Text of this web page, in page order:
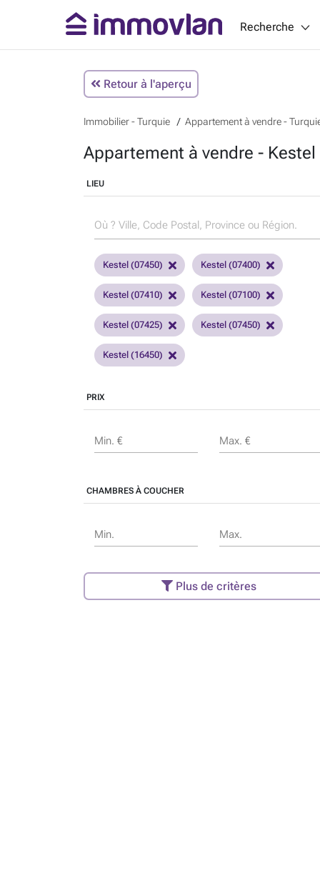
Recherche
Retour à l'aperçu
Immobilier - Turquie Appartement à vendre -
Appartement à vendre - Kestel
LIEU
Kestel (07450) Kestel (07400)
Kestel (07410) Kestel (07100)
Kestel (07425) Kestel (07450)
Kestel (16450)
PRIX
Min. € Max. €
CHAMBRES À COUCHER
Min. Max.
Plus de critères